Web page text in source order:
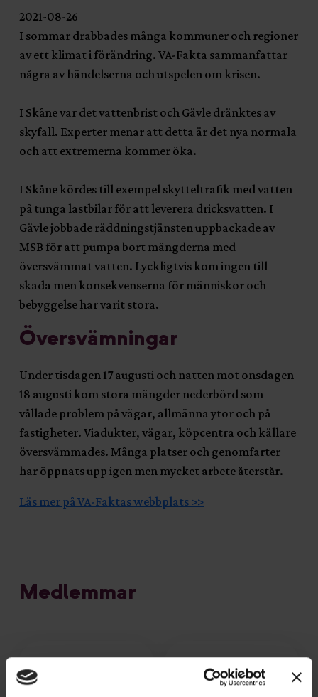
2021-08-26
I sommar drabbades många kommuner och regioner
av ett klimat i förändring. VA-Fakta sammanfattar
några av händelserna och utspelen om krisen.
I Skåne var det vattenbrist och Gävle dränktes av
skyfall. Experter menar att detta är det nya normala
och att extremerna kommer öka.
I Skåne kördes till exempel skytteltrafik med vatten
på tunga lastbilar för att leverera dricksvatten. I
Gävle jobbade räddningstjänsten uppbackade av
MSB för att pumpa bort mängderna med
översvämmat vatten. Lyckligtvis kom ingen till
skada men konsekvenserna för människor och
bebyggelse har varit stora.
Översvämningar
Under tisdagen 17 augusti och natten mot onsdagen
18 augusti kom stora mängder nederbörd som
vållade problem på vägar, allmänna ytor och på
fastigheter. Viadukter, vägar, köpcentra och källare
översvämmades. Många platser och genomfarter
har öppnats upp igen men mycket arbete återstår.
Läs mer på VA-Faktas webbplats >>
Medlemmar